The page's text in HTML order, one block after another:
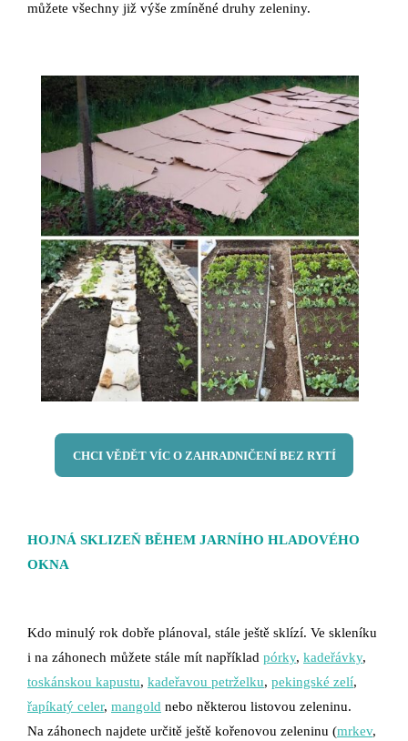
můžete všechny již výše zmíněné druhy zeleniny.
CHCI VĚDĚT VÍC O ZAHRADNIČENÍ BEZ RYTÍ
HOJNÁ SKLIZEŇ BĚHEM JARNÍHO HLADOVÉHO
OKNA
Kdo minulý rok dobře plánoval, stále ještě sklízí. Ve skleníku
i na záhonech můžete stále mít například pórky, kadeřávky,
toskánskou kapustu, kadeřavou petrželku, pekingské zelí,
řapíkatý celer, mangold nebo některou listovou zeleninu.
Na záhonech najdete určitě ještě kořenovou zeleninu (mrkev,